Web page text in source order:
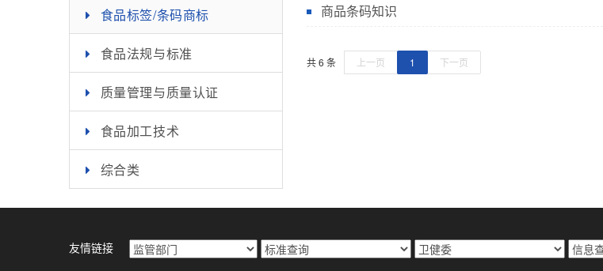
食品标签/条码商标
食品法规与标准
质量管理与质量认证
食品加工技术
综合类
商品条码知识
共 6 条 上一页 1 下一页
友情链接